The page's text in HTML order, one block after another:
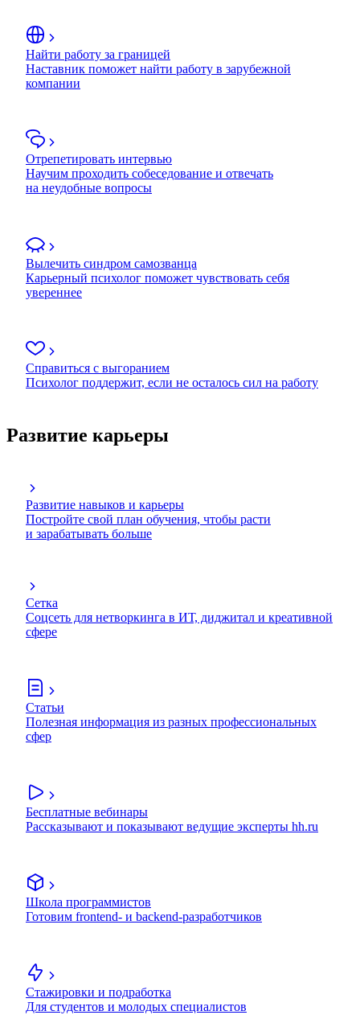
Найти работу за границей
Наставник поможет найти работу в зарубежной
компании
Отрепетировать интервью
Научим проходить собеседование и отвечать
на неудобные вопросы
Вылечить синдром самозванца
Карьерный психолог поможет чувствовать себя
увереннее
Справиться с выгоранием
Психолог поддержит, если не осталось сил на работу
Развитие карьеры
Развитие навыков и карьеры
Постройте свой план обучения, чтобы расти
и зарабатывать больше
Сетка
Соцсеть для нетворкинга в ИТ, диджитал и креативной
сфере
Статьи
Полезная информация из разных профессиональных
сфер
Бесплатные вебинары
Рассказывают и показывают ведущие эксперты hh.ru
Школа программистов
Готовим frontend- и backend-разработчиков
Стажировки и подработка
Для студентов и молодых специалистов